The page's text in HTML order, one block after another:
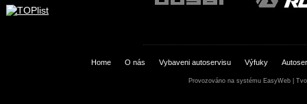
Home O nás Vybaveni autoservisu Výfuky
Provozováno na systému EasyWeb|